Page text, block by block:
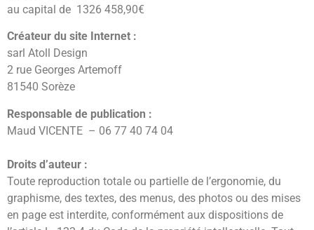
au capital de 1326 458,90€
Créateur du site Internet :
sarl Atoll Design
2 rue Georges Artemoff
81540 Sorèze
Responsable de publication :
Maud VICENTE – 06 77 40 74 04
Droits d’auteur :
Toute reproduction totale ou partielle de l’ergonomie, du
graphisme, des textes, des menus, des photos ou des mises
en page est interdite, conformément aux dispositions de